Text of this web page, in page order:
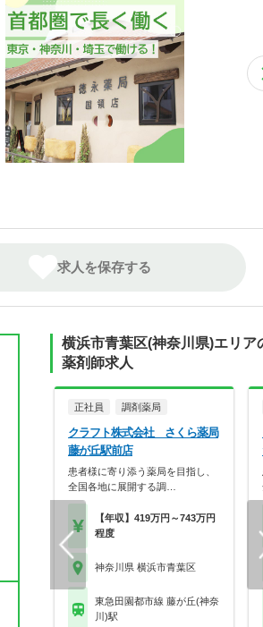
求人を保存する
横浜市青葉区(神奈川県)エリア
薬剤師求人
正社員 調剤薬局
クラフト株式会社 さくら薬局
藤が丘駅前店
患者様に寄り添う薬局を目指し、
全国各地に展開する調…
【年収】419万円～743万円
程度
神奈川県 横浜市青葉区
東急田園都市線 藤が丘(神奈
川)駅